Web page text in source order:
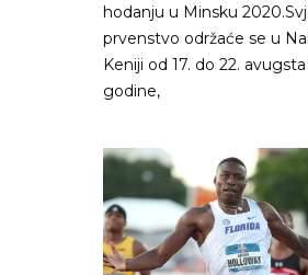
hodanju u Minsku
prvenstvo održaće se u
Keniji od 17. do 22. avugsta
godine,